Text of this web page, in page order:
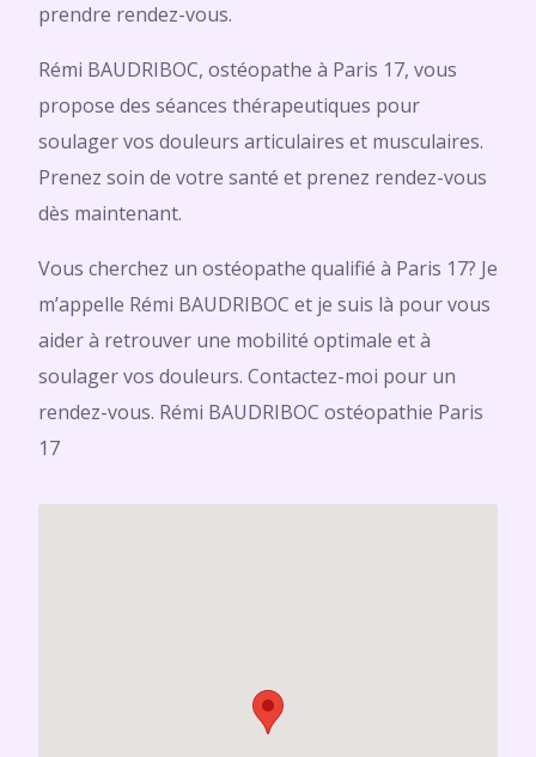
prendre rendez-vous.
Rémi BAUDRIBOC, ostéopathe à Paris 17, vous
propose des séances thérapeutiques pour
soulager vos douleurs articulaires et musculaires.
Prenez soin de votre santé et prenez rendez-vous
dès maintenant.
Vous cherchez un ostéopathe qualifié à Paris 17? Je
m’appelle Rémi BAUDRIBOC et je suis là pour vous
aider à retrouver une mobilité optimale et à
soulager vos douleurs. Contactez-moi pour un
rendez-vous. Rémi BAUDRIBOC ostéopathie Paris
17